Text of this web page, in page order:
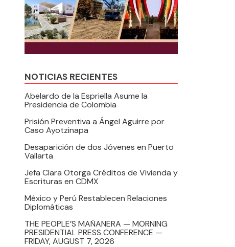
NOTICIAS RECIENTES
Abelardo de la Espriella Asume la
Presidencia de Colombia
Prisión Preventiva a Ángel Aguirre por
Caso Ayotzinapa
Desaparición de dos Jóvenes en Puerto
Vallarta
Jefa Clara Otorga Créditos de Vivienda y
Escrituras en CDMX
México y Perú Restablecen Relaciones
Diplomáticas
THE PEOPLE’S MAÑANERA — MORNING
PRESIDENTIAL PRESS CONFERENCE —
FRIDAY, AUGUST 7, 2026